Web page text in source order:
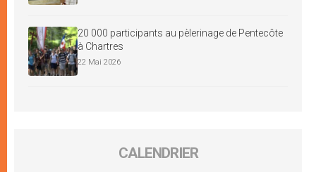
20 000 participants au pèlerinage de Pentecôte
à Chartres
22 Mai 2026
CALENDRIER